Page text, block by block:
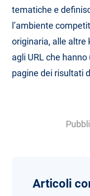
tematiche e
l’ambiente
originaria, alle altre
agli URL che
pagine dei risultati
Articoli